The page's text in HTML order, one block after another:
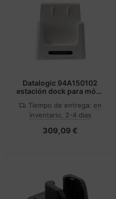
Datalogic 94A150102
estación dock para móvil
Tiempo de entrega: en
inventario, 2-4 dias
309,09 €